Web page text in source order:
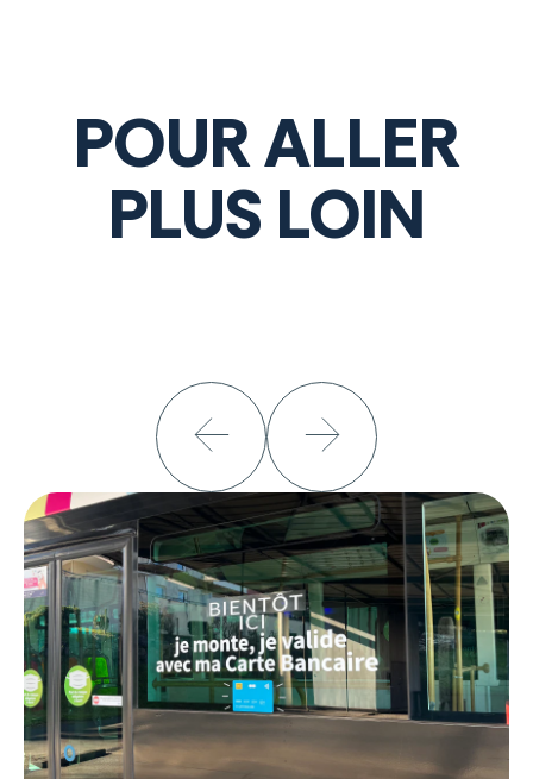
POUR ALLER
PLUS LOIN